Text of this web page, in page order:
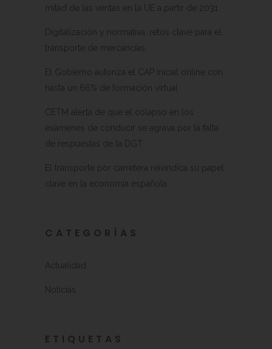
mitad de las ventas en la UE a partir de 2031
Digitalización y normativa: retos clave para el
transporte de mercancías
El Gobierno autoriza el CAP inicial online con
hasta un 66% de formación virtual
CETM alerta de que el colapso en los
exámenes de conducir se agrava por la falta
de respuestas de la DGT
El transporte por carretera reivindica su papel
clave en la economía española
CATEGORÍAS
Actualidad
Noticias
ETIQUETAS